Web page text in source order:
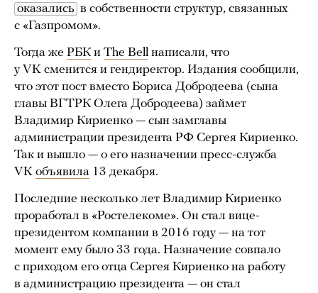
оказались в собственности структур, связанных
с «Газпромом».
Тогда же РБК и The Bell написали, что
у VK сменится и гендиректор. Издания сообщили,
что этот пост вместо Бориса Добродеева (сына
главы ВГТРК Олега Добродеева) займет
Владимир Кириенко — сын замглавы
администрации президента РФ Сергея Кириенко.
Так и вышло — о его назначении пресс-служба
VK объявила 13 декабря.
Последние несколько лет Владимир Кириенко
проработал в «Ростелекоме». Он стал вице-
президентом компании в 2016 году — на тот
момент ему было 33 года. Назначение совпало
с приходом его отца Сергея Кириенко на работу
в администрацию президента — он стал